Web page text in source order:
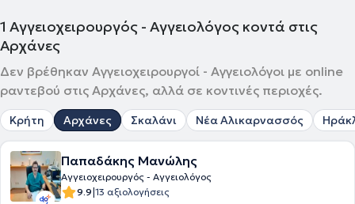
1 Αγγειοχειρουργός - Αγγειολόγος κοντά στις
Αρχάνες
Δεν βρέθηκαν Αγγειοχειρουργοί - Αγγειολόγοι με online
ραντεβού στις Αρχάνες, αλλά σε κοντινές περιοχές.
Κρήτη Αρχάνες Σκαλάνι Νέα Αλικαρνασσός
Παπαδάκης Μανώλης
Αγγειοχειρουργός - Αγγειολόγος
9.9|13 αξιολογήσεις